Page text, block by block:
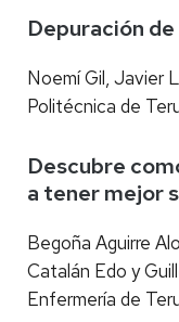
Depuración
Noemí Gil, Javier
Politécnica de
Descubre
a tener mejor
Begoña Aguirre
Catalán Edo y
Enfermería de